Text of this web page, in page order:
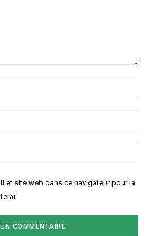
et site web dans ce navigateur pour la